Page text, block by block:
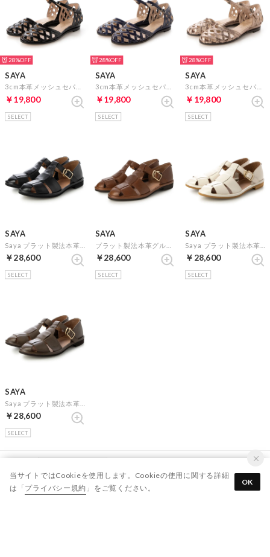
28%
SAYA
￥19,800
SELECT
28%
SAYA
￥19,800
SELECT
28%
SAYA
￥19,800
SELECT
SAYA
￥28,600
SELECT
SAYA
￥28,600
SELECT
SAYA
￥28,600
SELECT
SAYA
￥28,600
SELECT
1 ～ 7件 (全7件)
当サイトではCookieを使用します。Cookieの使用に関する詳細
は「プライバシー規約 」をご覧ください。
OK